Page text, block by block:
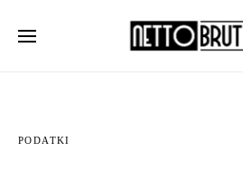
PODATKI